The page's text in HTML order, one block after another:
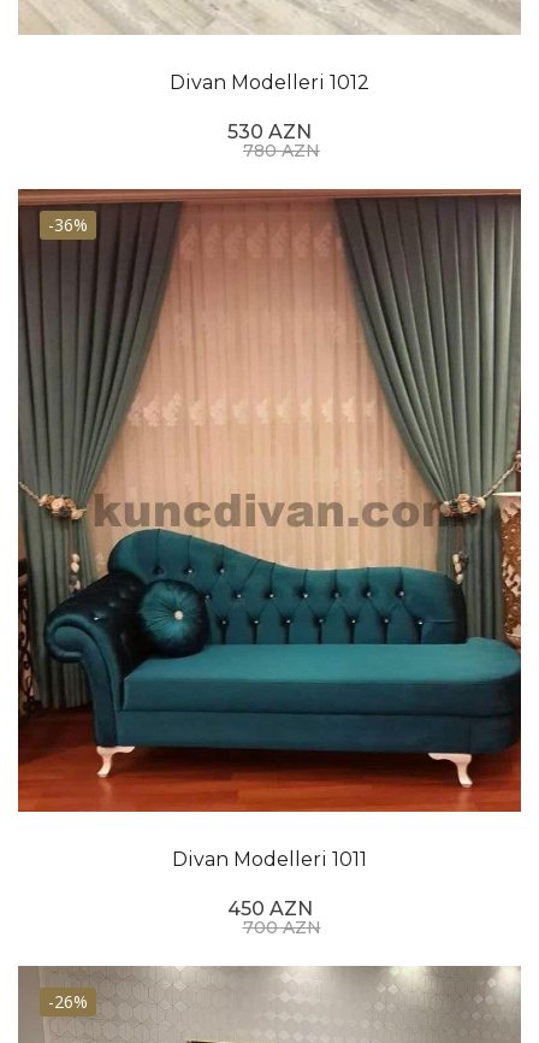
Divan Modelleri 1012
530 AZN
780 AZN
-36%
Divan Modelleri 1011
450 AZN
700 AZN
-26%